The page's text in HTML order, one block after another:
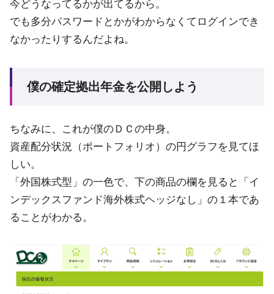
今どうなってるかが出てるから。
でも多分パスワードとかがわからなくてログインでき
なかったりするんだよね。
僕の確定拠出年金を公開しよう
ちなみに、これが僕のＤＣの中身。
資産配分状況（ポートフォリオ）の円グラフを見てほ
しい。
「外国株式型」の一色で、下の商品の欄を見ると「イ
ンデックスファンド海外株式ヘッジなし」の１本であ
ることがわかる。